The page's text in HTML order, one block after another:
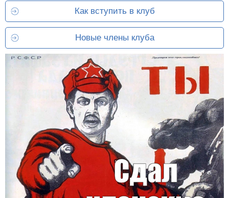
Как вступить в клуб
Новые члены клуба